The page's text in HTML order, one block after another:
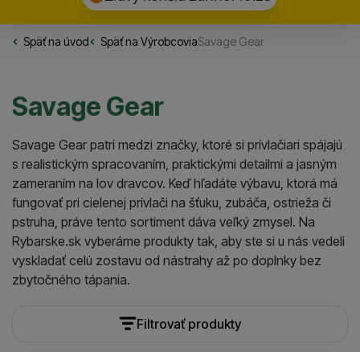
Späť na úvodRybarske.sk
Späť na VýrobcoviaSavage Gear
Savage Gear
Savage Gear patrí medzi značky, ktoré si prívlačiari spájajú
s realistickým spracovaním, praktickými detailmi a jasným
zameraním na lov dravcov. Keď hľadáte výbavu, ktorá má
fungovať pri cielenej prívlači na šťuku, zubáča, ostrieža či
pstruha, práve tento sortiment dáva veľký zmysel. Na
Rybarske.sk vyberáme produkty tak, aby ste si u nás vedeli
vyskladať celú zostavu od nástrahy až po doplnky bez
zbytočného tápania.
Filtrovať produkty